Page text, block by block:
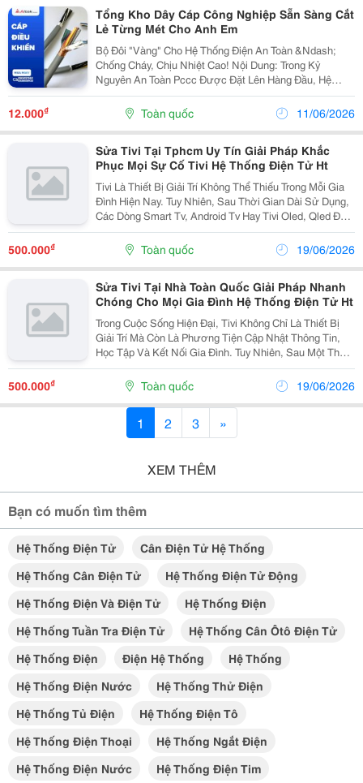
Tổng Kho Dây Cáp Công Nghiệp Sẵn Sàng Cắt
Lẻ Từng Mét Cho Anh Em
Bộ Đôi "Vàng" Cho Hệ Thống Điện An Toàn &Ndash;
Chống Cháy, Chịu Nhiệt Cao! Nội Dung: Trong Kỷ
Nguyên An Toàn Pccc Được Đặt Lên Hàng Đầu, Hệ
Thống Điện Tòa Nhà, Tầng Hầm, Nhà Xưởng Bắt Buộc
Phải Trang Bị Vật Tư Chống Cháy Tiêu Chuẩn:
&Middot;...
12.000₫ Toàn quốc 11/06/2026
Sửa Tivi Tại Tphcm Uy Tín Giải Pháp Khắc
Phục Mọi Sự Cố Tivi Hệ Thống Điện Tử Ht
Tivi Là Thiết Bị Giải Trí Không Thể Thiếu Trong Mỗi Gia
Đình Hiện Nay. Tuy Nhiên, Sau Thời Gian Dài Sử Dụng,
Các Dòng Smart Tv, Android Tv Hay Tivi Oled, Qled Đều
Có Thể Gặp Phải Nhiều Sự Cố Như Mất Nguồn, Không
Lên Hình, Sọc Màn Hình, Mất Tiếng Hoặc...
500.000₫ Toàn quốc 19/06/2026
Sửa Tivi Tại Nhà Toàn Quốc Giải Pháp Nhanh
Chóng Cho Mọi Gia Đình Hệ Thống Điện Tử Ht
Trong Cuộc Sống Hiện Đại, Tivi Không Chỉ Là Thiết Bị
Giải Trí Mà Còn Là Phương Tiện Cập Nhật Thông Tin,
Học Tập Và Kết Nối Gia Đình. Tuy Nhiên, Sau Một Thời
Gian Sử Dụng, Tivi Có Thể Phát Sinh Nhiều Lỗi Như
Mất Nguồn, Không Lên Hình, Mất Tiếng, Sọc...
500.000₫ Toàn quốc 19/06/2026
1 2 3 »
XEM THÊM
Bạn có muốn tìm thêm
Hệ Thống Điện Tử
Cân Điện Tử Hệ Thống
Hệ Thống Cân Điện Tử
Hệ Thống Điện Tử Động
Hệ Thống Điện Và Điện Tử
Hệ Thống Điện
Hệ Thống Tuần Tra Điện Tử
Hệ Thống Cân Ôtô Điện Tử
Hệ Thống Điện
Điện Hệ Thống
Hệ Thống
Hệ Thống Điện Nước
Hệ Thống Thử Điện
Hệ Thống Tủ Điện
Hệ Thống Điện Tô
Hệ Thống Điện Thoại
Hệ Thống Ngắt Điện
Hệ Thống Điện Nước
Hệ Thống Điện Tim